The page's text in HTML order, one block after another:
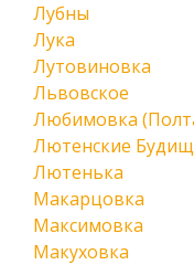
Лубны
Лука
Лутовиновка
Львовское
Любимовка
Лютенские
Лютенька
Макарцовка
Максимовка
Макуховка